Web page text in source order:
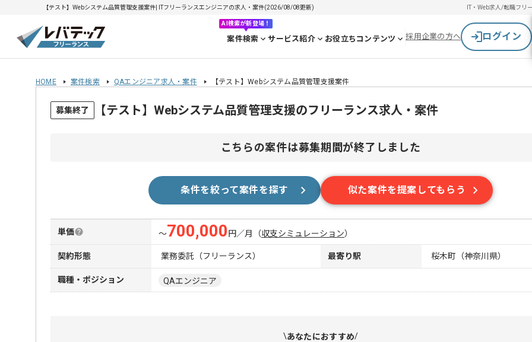
【テスト】Webシステム品質管理支援案件| ITフリーランスエンジニアの求人・案件(2026/08/08更新) IT・Web求人/転職フリ
AI検索が新登場！
案件検索 サービス紹介 お役立ちコンテンツ 採用企業の方へ ログイン
HOME 案件検索 QAエンジニア求人・案件 【テスト】Webシステム品質管理支援案件
募集終了 【テスト】Webシステム品質管理支援のフリーランス求人・案件
こちらの案件は募集期間が終了しました
条件を絞って案件を探す 似た案件を提案してもらう
単価 〜700,000 円／月 （収支シミュレーション）
契約形態 業務委託（フリーランス） 最寄り駅 桜木町（神奈川県）
職種・ポジション QAエンジニア
あなたにおすすめ